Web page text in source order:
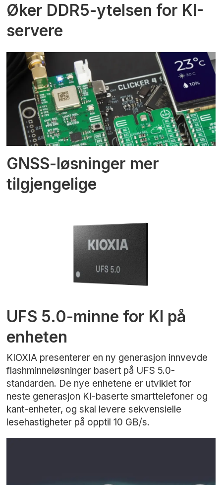
Øker DDR5-ytelsen for KI-
servere
GNSS-løsninger mer
tilgjengelige
UFS 5.0-minne for KI på
enheten
KIOXIA presenterer en ny generasjon innvevde
flashminneløsninger basert på UFS 5.0-
standarden. De nye enhetene er utviklet for
neste generasjon KI-baserte smarttelefoner og
kant-enheter, og skal levere sekvensielle
lesehastigheter på opptil 10 GB/s.